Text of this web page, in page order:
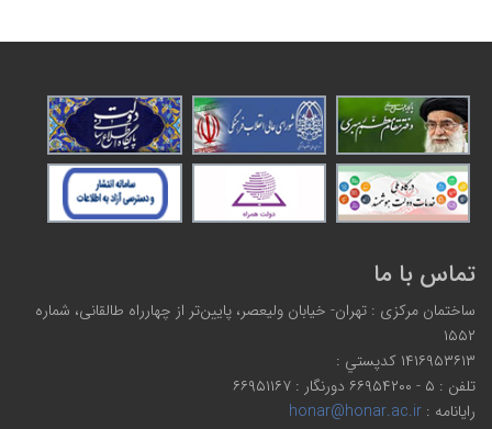
تماس با ما
ساختمان مرکزی : تهران- خیابان ولیعصر، پایین‌تر از چهارراه طالقانی، شماره
۱۵۵۲
۱۴۱۶۹۵۳۶۱۳ كدپستي :
تلفن : ۵ - ۶۶۹۵۴۲۰۰ دورنگار : ۶۶۹۵۱۱۶۷
رایانامه :honar@honar.ac.ir